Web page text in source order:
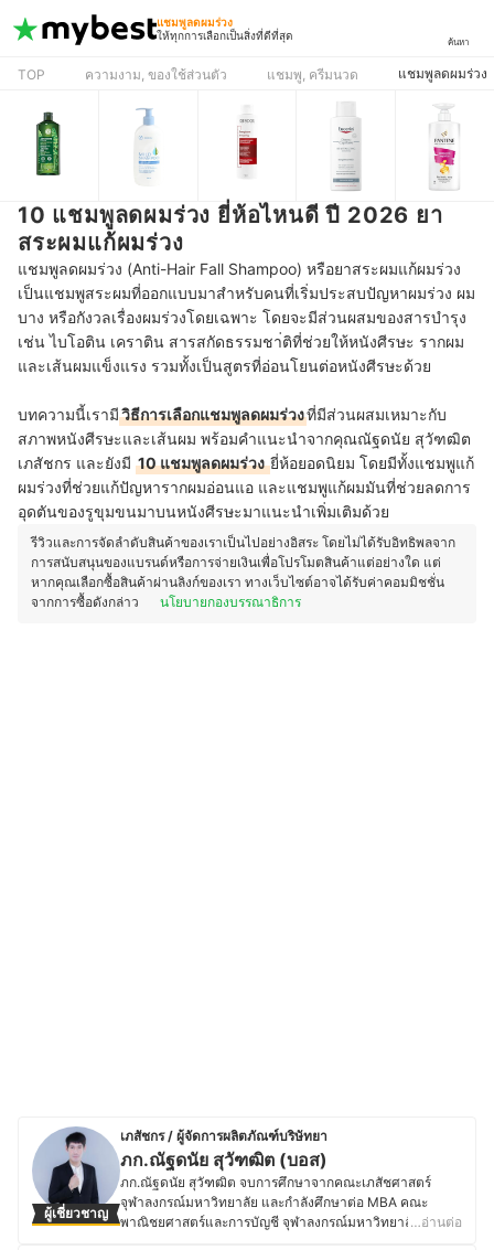
แชมพูลดผมร่วง
ให้ทุกการเลือกเป็นสิ่งที่ดีที่สุด
ค้นหา
TOP ความงาม, ของใช้ส่วนตัว แชมพู, ครีมนวด แชมพูลดผมร่วง
10 แชมพูลดผมร่วง ยี่ห้อไหนดี ปี 2026 ยา
สระผมแก้ผมร่วง
แชมพูลดผมร่วง (Anti-Hair Fall Shampoo) หรือยาสระผมแก้ผมร่วง
เป็นแชมพูสระผมที่ออกแบบมาสำหรับคนที่เริ่มประสบปัญหาผมร่วง ผม
บาง หรือกังวลเรื่องผมร่วงโดยเฉพาะ โดยจะมีส่วนผสมของสารบำรุง
เช่น ไบโอติน เคราติน สารสกัดธรรมชา่ติที่ช่วยให้หนังศีรษะ รากผม
และเส้นผมแข็งแรง รวมทั้งเป็นสูตรที่อ่อนโยนต่อหนังศีรษะด้วย
บทความนี้เรามีวิธีการเลือกแชมพูลดผมร่วงที่มีส่วนผสมเหมาะกับ
สภาพหนังศีรษะและเส้นผม พร้อมคำแนะนำจากคุณณัฐดนัย สุวัฑฒิต
เภสัชกร และยังมี 10 แชมพูลดผมร่วงยี่ห้อยอดนิยม โดยมีทั้งแชมพูแก้
ผมร่วงที่ช่วยแก้ปัญหารากผมอ่อนแอ และแชมพูแก้ผมมันที่ช่วยลดการ
อุดตันของรูขุมขนมาบนหนังศีรษะมาแนะนำเพิ่มเติมด้วย
รีวิวและการจัดลำดับสินค้าของเราเป็นไปอย่างอิสระ โดยไม่ได้รับอิทธิพลจาก
การสนับสนุนของแบรนด์หรือการจ่ายเงินเพื่อโปรโมตสินค้าแต่อย่างใด แต่
หากคุณเลือกซื้อสินค้าผ่านลิงก์ของเรา ทางเว็บไซต์อาจได้รับค่าคอมมิชชั่น
จากการซื้อดังกล่าว
นโยบายกองบรรณาธิการ
ผู้เชี่ยวชาญ
เภสัชกร / ผู้จัดการผลิตภัณฑ์บริษัทยา
ภก.ณัฐดนัย สุวัฑฒิต (บอส)
ภก.ณัฐดนัย สุวัฑฒิต จบการศึกษาจากคณะเภสัชศาสตร์
จุฬาลงกรณ์มหาวิทยาลัย และกำลังศึกษาต่อ MBA คณะ
พาณิชยศาสตร์และการบัญชี จุฬาลงกรณ์มหาวิทยาลัย…อ่านต่อ